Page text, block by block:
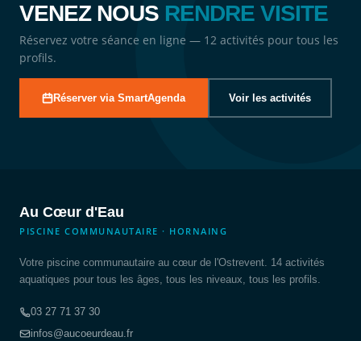
VENEZ NOUS RENDRE VISITE
Réservez votre séance en ligne — 12 activités pour tous les
profils.
Réserver via SmartAgenda Voir les activités
Au Cœur d'Eau
PISCINE COMMUNAUTAIRE · HORNAING
Votre piscine communautaire au cœur de l'Ostrevent. 14 activités
aquatiques pour tous les âges, tous les niveaux, tous les profils.
03 27 71 37 30
infos@aucoeurdeau.fr